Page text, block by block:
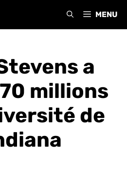
MENU
a
millions
de